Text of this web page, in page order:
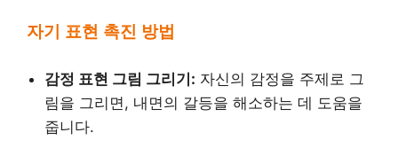
자기 표현 촉진 방법
감정 표현 그림 그리기: 자신의 감정을 주제로 그
림을 그리면, 내면의 갈등을 해소하는 데 도움을
줍니다.